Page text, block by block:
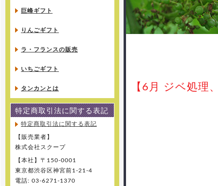
【6月 ジベ処理
巨峰ギフト
りんごギフト
ラ・フランスの販売
いちごギフト
タンカンとは
特定商取引法に関する表記
特定商取引法に関する表記
【販売業者】
株式会社スクープ
【本社】〒150-0001
東京都渋谷区神宮前1-21-4
電話: 03-6271-1370